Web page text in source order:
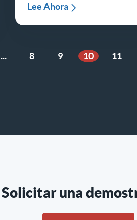
Lee Ahora
... 8 9 10 11
Solicitar una